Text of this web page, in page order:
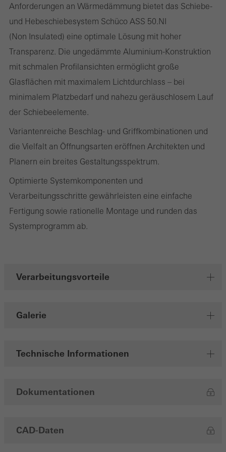
Anforderungen an Wärmedämmung bietet das Schiebe-
und Hebeschiebesystem Schüco ASS 50.NI
(Non Insulated) eine optimale Lösung mit hoher
Transparenz. Die ungedämmte Aluminium-Konstruktion
mit schmalen Profilansichten ermöglicht große
Glasflächen mit maximalem Lichtdurchlass – bei
minimalem Platzbedarf und nahezu geräuschlosem Lauf
der Schiebeelemente.
Variantenreiche Beschlag- und Griffkombinationen und
die Vielfalt an Öffnungsarten eröffnen Architekten und
Planern ein breites Gestaltungsspektrum.
Optimierte Systemkomponenten und
Verarbeitungsschritte gewährleisten eine einfache
Fertigung sowie rationelle Montage und runden das
Systemprogramm ab.
Verarbeitungsvorteile
Galerie
Technische Informationen
Dokumentationen
CAD-Daten
Statistik / Analyse Cookies
Diese Cookies werden zu statistischen Zwecken gesetzt, um die
Nutzung der Webseite zu analysieren und das Angebot,
Kampagnen, zu optimieren. Diese Cookies werden dazu
Nutzererlebnis zu verbessern. Sie sammeln Informationen über
die Nutzungsweise der Webseite, Anzahl der Besuche,
durchschnittliche Verweilzeit, aufgerufene Seiten.
Marketing / Drittanbieter Cookies
Marketing Cookies werden von Drittanbietern verwendet, um